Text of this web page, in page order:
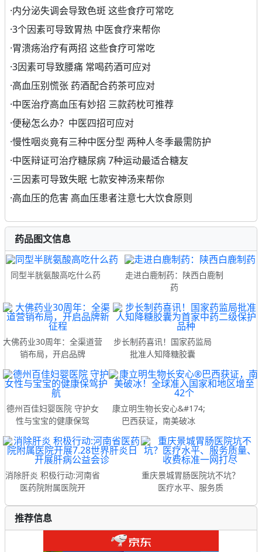
·内分泌失调会导致色斑 这些食疗可常吃
·3个因素可导致胃热 中医食疗来帮你
·胃溃疡治疗有两招 这些食疗可常吃
·3因素可导致腰痛 常喝药酒可应对
·高血压别慌张 药酒配合药茶可应对
·中医治疗高血压有妙招 三款药枕可推荐
·便秘怎么办？中医四招可应对
·慢性咽炎竟有三种中医分型 两种人冬季最需防护
·中医辩证可治疗糖尿病 7种运动最适合糖友
·三因素可导致失眠 七款安神汤来帮你
·高血压的危害 高血压患者注意七大饮食原则
药品图文信息
同型半胱氨酸高吃什么药
走进白鹿制药：陕西白鹿制
药
大佛药业30周年：全渠道营
销布局，开启品牌
步长制药喜讯！国家药监局
批准人知降糖胶囊
德州百佳妇婴医院 守护女
性与宝宝的健康保驾
康立明生物长安心&#174;
巴西获证，南美破冰
消除肝炎 积极行动:河南省
医药院附属医院开
重庆景城胃肠医院坑不坑？
医疗水平、服务质
推荐信息